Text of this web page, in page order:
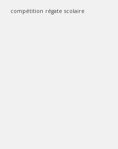
compétition régate scolaire